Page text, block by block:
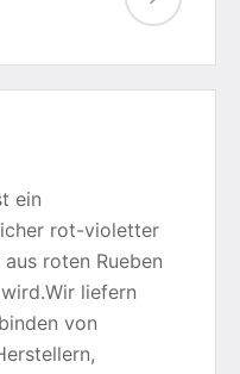
ein
rot-violetter
roten Rueben
liefern
von